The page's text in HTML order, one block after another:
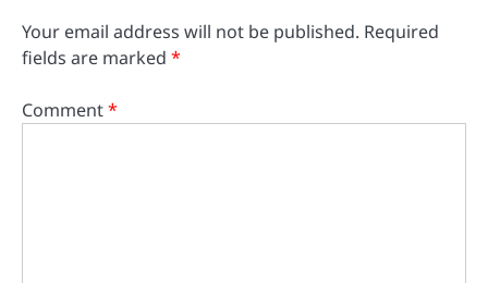
Your email address will not be published. Required
fields are marked *
Comment*